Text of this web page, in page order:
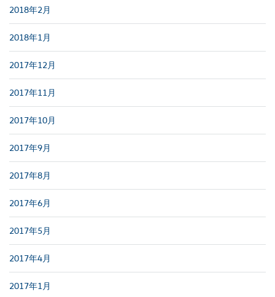
2018年2月
2018年1月
2017年12月
2017年11月
2017年10月
2017年9月
2017年8月
2017年6月
2017年5月
2017年4月
2017年1月